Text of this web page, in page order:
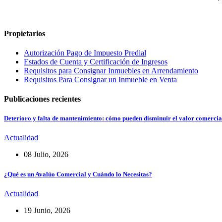
Propietarios
Autorización Pago de Impuesto Predial
Estados de Cuenta y Certificación de Ingresos
Requisitos para Consignar Inmuebles en Arrendamiento
Requisitos Para Consignar un Inmueble en Venta
Publicaciones recientes
Deterioro y falta de mantenimiento: cómo pueden disminuir el valor
Actualidad
08 Julio, 2026
¿Qué es un Avalúo Comercial y Cuándo lo Necesitas?
Actualidad
19 Junio, 2026